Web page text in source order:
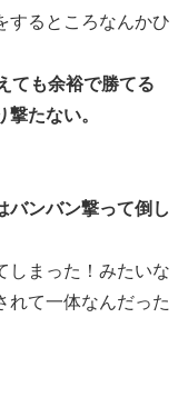
するところなんかひ
ても余裕で勝てる
たない。
バンバン撃って倒し
しまった！みたいな
れて一体なんだった